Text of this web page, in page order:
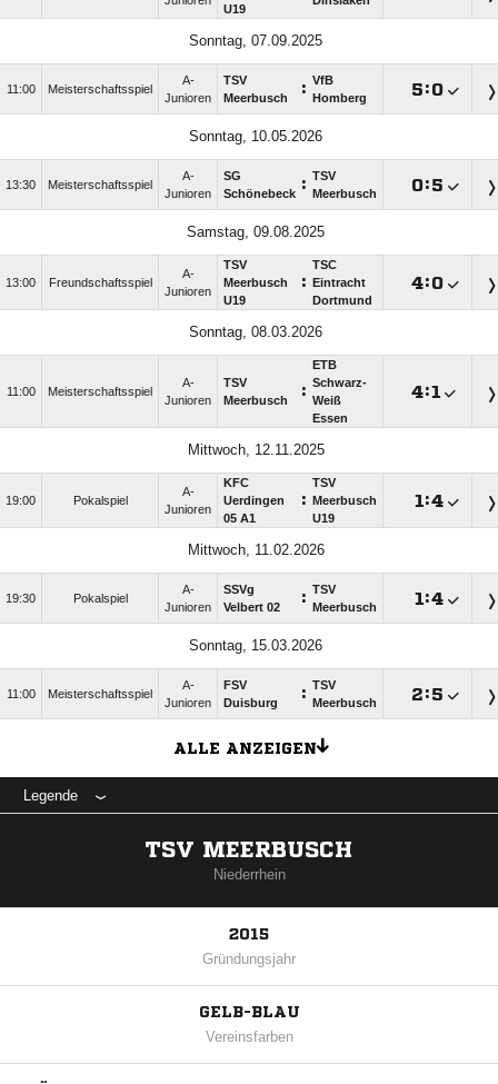
U19
Sonntag, 07.09.2025
11:00 Meisterschaftsspiel
A-
Junioren
TSV
Meerbusch
: VfB
Homberg
:
Sonntag, 10.05.2026
13:30 Meisterschaftsspiel
A-
Junioren
SG
Schönebeck : TSV
Meerbusch
:
Samstag, 09.08.2025
13:00 Freundschaftsspiel
A-
Junioren
TSV
Meerbusch
U19
:
TSC
Eintracht
Dortmund
:
Sonntag, 08.03.2026
11:00 Meisterschaftsspiel
A-
Junioren
TSV
Meerbusch
:
ETB
Schwarz-
Weiß
Essen
:
Mittwoch, 12.11.2025
19:00 Pokalspiel
A-
Junioren
KFC
Uerdingen
05 A1
:
TSV
Meerbusch
U19
:
Mittwoch, 11.02.2026
19:30 Pokalspiel
A-
Junioren
SSVg
Velbert 02
: TSV
Meerbusch
:
Sonntag, 15.03.2026
11:00 Meisterschaftsspiel
A-
Junioren
FSV
Duisburg
: TSV
Meerbusch
:
ALLE ANZEIGEN
Legende
TSV MEERBUSCH
Niederrhein
2015
Gründungsjahr
GELB-BLAU
Vereinsfarben